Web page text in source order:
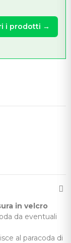
i prodotti →
in velcro
da eventuali
al paracoda di